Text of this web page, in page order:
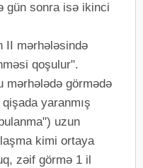
gün sonra isə ikinci
II mərhələsində
qoşulur".
mərhələdə görmədə
yaranmış
uzun
kimi ortaya
zəif görmə 1 il